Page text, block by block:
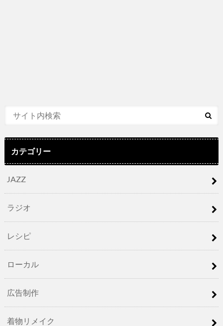
カテゴリー
JAZZ
ラジオ
レシピ
ローカル
広告制作
着物リメイク